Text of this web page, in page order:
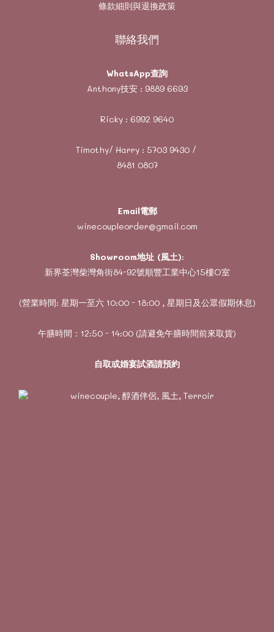
條款細則與退換政策
聯絡我們
WhatsApp查詢
Anthony技安 : 9889 6693
Ricky : 6992 9640
Timothy/ Harry : 5703 9430/
8481 0807
Email電郵
winecoupleorder@gmail.com
Showroom地址 (風土):
新界荃灣柴灣角街84-92號順豐工業中心15樓O室
(營業時間: 星期一至六 10:00 - 18:00 , 星期日及公眾假期休息)
午膳時間：12:50 - 14:00 (請避免午膳時間前來取貨)
自取或婚宴試酒請預約